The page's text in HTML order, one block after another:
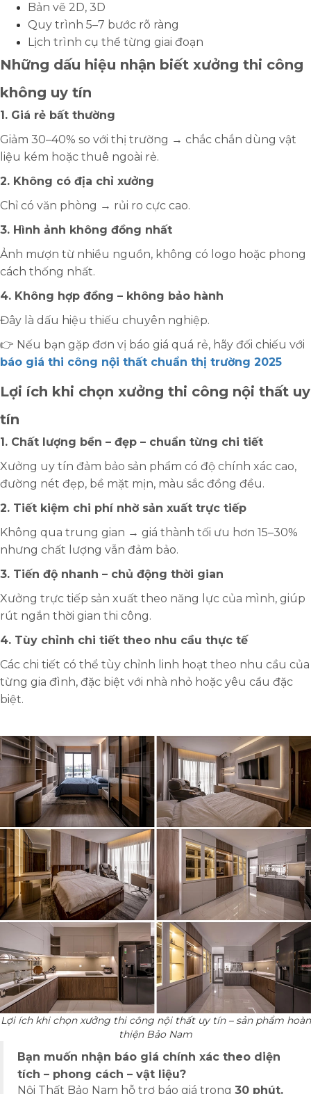
Bản vẽ 2D, 3D
Quy trình 5–7 bước rõ ràng
Lịch trình cụ thể từng giai đoạn
Những dấu hiệu nhận biết xưởng thi công
không uy tín
1. Giá rẻ bất thường
Giảm 30–40% so với thị trường → chắc chắn dùng vật
liệu kém hoặc thuê ngoài rẻ.
2. Không có địa chỉ xưởng
Chỉ có văn phòng → rủi ro cực cao.
3. Hình ảnh không đồng nhất
Ảnh mượn từ nhiều nguồn, không có logo hoặc phong
cách thống nhất.
4. Không hợp đồng – không bảo hành
Đây là dấu hiệu thiếu chuyên nghiệp.
👉 Nếu bạn gặp đơn vị báo giá quá rẻ, hãy đối chiếu với
báo giá thi công nội thất chuẩn thị trường 2025
Lợi ích khi chọn xưởng thi công nội thất uy
tín
1. Chất lượng bền – đẹp – chuẩn từng chi tiết
Xưởng uy tín đảm bảo sản phẩm có độ chính xác cao,
đường nét đẹp, bề mặt mịn, màu sắc đồng đều.
2. Tiết kiệm chi phí nhờ sản xuất trực tiếp
Không qua trung gian → giá thành tối ưu hơn 15–30%
nhưng chất lượng vẫn đảm bảo.
3. Tiến độ nhanh – chủ động thời gian
Xưởng trực tiếp sản xuất theo năng lực của mình, giúp
rút ngắn thời gian thi công.
4. Tùy chỉnh chi tiết theo nhu cầu thực tế
Các chi tiết có thể tùy chỉnh linh hoạt theo nhu cầu của
từng gia đình, đặc biệt với nhà nhỏ hoặc yêu cầu đặc
biệt.
Lợi ích khi chọn xưởng thi công nội thất uy tín – sản phẩm hoàn
thiện Bảo Nam
Bạn muốn nhận báo giá chính xác theo diện
tích – phong cách – vật liệu?
Nội Thất Bảo Nam hỗ trợ báo giá trong 30 phút.